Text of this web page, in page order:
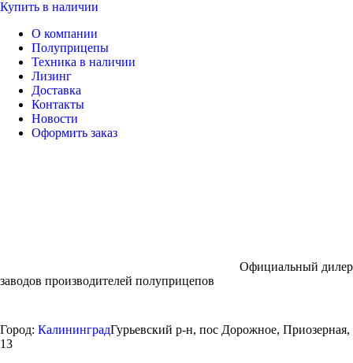
Купить в наличии
О компании
Полуприцепы
Техника в наличии
Лизинг
Доставка
Контакты
Новости
Оформить заказ
Официальный дилер
заводов производителей полуприцепов
Город: КалининградГурьевский р-н, пос Дорожное, Приозерная,
13